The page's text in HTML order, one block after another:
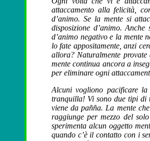
attaccamento alla felicità,
d’animo. Se la mente si
disposizione d’animo.
d’animo negativo e la mente
lo fate appositamente, anzi
allora? Naturalmente provate
mente continua ancora a
per eliminare ogni
Alcuni vogliono pacificare la
tranquilla! Vi sono due tipi di
viene da pañña. La mente
raggiunge per mezzo del
sperimenta alcun oggetto
quando c’è il contatto con i